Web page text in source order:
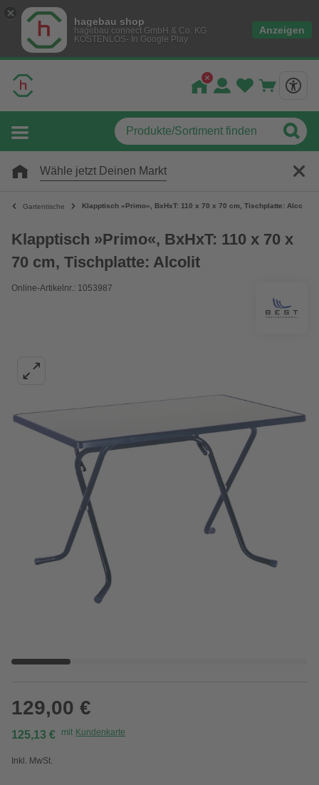
hagebau shop
hagebau connect GmbH & Co. KG
KOSTENLOS- In Google Play
Anzeigen
Wähle jetzt Deinen Markt
Gartentische Klapptisch »Primo«, BxHxT: 110 x 70 x 70 cm, Tischplatte: Alcolit
Klapptisch »Primo«, BxHxT: 110 x 70 x
70 cm, Tischplatte: Alcolit
Online-Artikelnr.: 1053987
129,00 €
125,13 € mit Kundenkarte
Inkl. MwSt.